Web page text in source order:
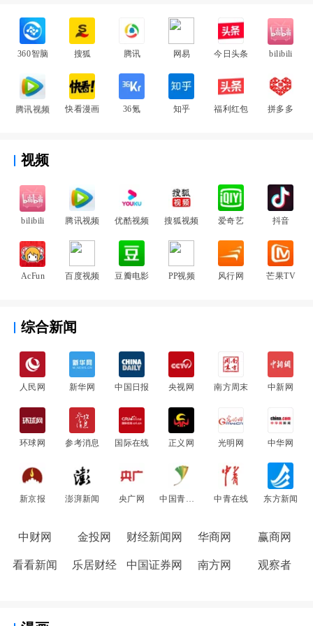
360智脑 搜狐 腾讯 网易 今日头条 bilibili
腾讯视频 快看漫画 36氪 知乎 福利红包 拼多多
视频
bilibili 腾讯视频 优酷视频 搜狐视频 爱奇艺 抖音
AcFun 百度视频 豆瓣电影 PP视频 风行网 芒果TV
综合新闻
人民网 新华网 中国日报 央视网 南方周末 中新网
环球网 参考消息 国际在线 正义网 光明网 中华网
新京报 澎湃新闻 央广网 中青在线 东方新闻
中财网 金投网 财经新闻网 华商网 赢商网
看看新闻 乐居财经 中国证券网 南方网 观察者